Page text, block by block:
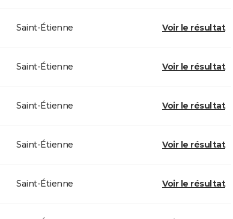
Saint-Étienne Voir le résultat
Saint-Étienne Voir le résultat
Saint-Étienne Voir le résultat
Saint-Étienne Voir le résultat
Saint-Étienne Voir le résultat